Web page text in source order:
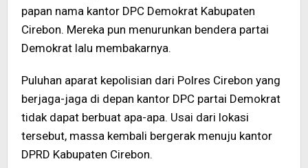
papan nama kantor DPC Demokrat Kabupaten
Cirebon. Mereka pun menurunkan bendera partai
Demokrat lalu membakarnya.
Puluhan aparat kepolisian dari Polres Cirebon yang
berjaga-jaga di depan kantor DPC partai Demokrat
tidak dapat berbuat apa-apa. Usai dari lokasi
tersebut, massa kembali bergerak menuju kantor
DPRD Kabupaten Cirebon.